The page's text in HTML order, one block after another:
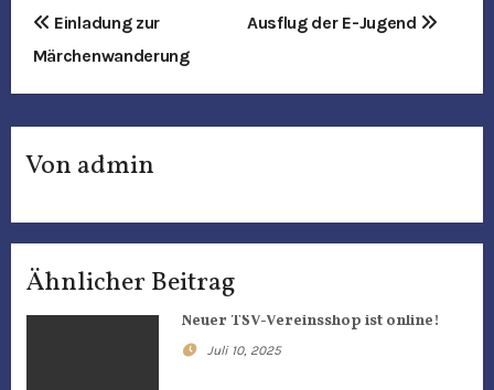
B
e
i
t
a
g
Einladung zur
Märchenwanderung
Ausflug der E-Jugend
Von admin
Ähnlicher Beitrag
Neuer TSV-Vereinsshop ist online!
Juli 10, 2025